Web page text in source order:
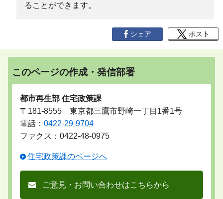
ることができます。
シェア ポスト
このページの作成・発信部署
都市再生部 住宅政策課
〒181-8555 東京都三鷹市野崎一丁目1番1号
電話：0422-29-9704
ファクス：0422-48-0975
住宅政策課のページへ
ご意見・お問い合わせはこちらから